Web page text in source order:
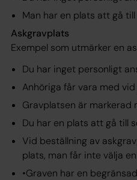
Man har en plats att gå
Askgravplats
Exempel som utmärker en
Du har inget personligt
Anhöriga får vara med
Gravplatsen är markerad
Du har en plats att gå till
Vid beställning av
plats, man får inte välja
•Graven har en